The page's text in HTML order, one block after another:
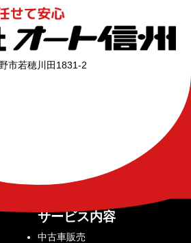
市若穂川田1831-2
サービス内容
中古車販売